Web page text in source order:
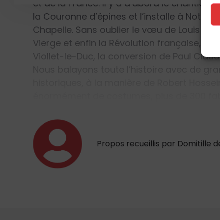
et de la France. Il y a d’abord le chantier
la Couronne d’épines et l’installe à
Chapelle. Sans oublier le vœu de Louis XIII
Vierge et enfin la Révolution française, le
Viollet-le-Duc, la conversion de Paul
Propos recueillis par Domitille